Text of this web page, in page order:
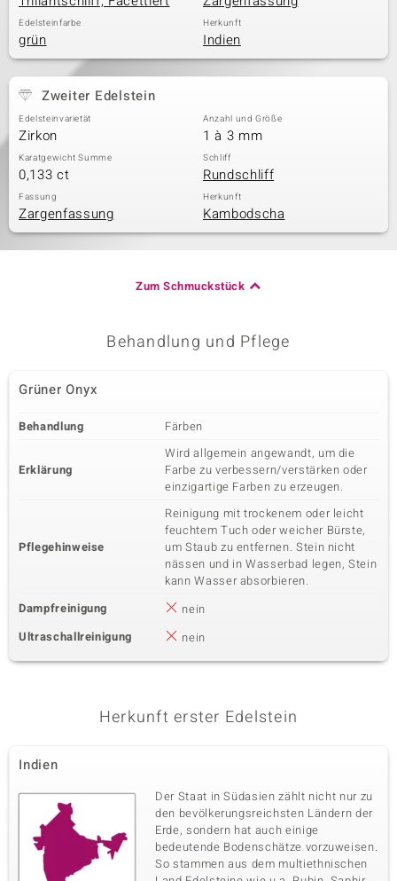
Edelsteinfarbe
grün
Herkunft
Indien
Zweiter Edelstein
Edelsteinvarietät
Zirkon
Anzahl und Größe
1 à 3 mm
Karatgewicht Summe
0,133 ct
Schliff
Rundschliff
Fassung
Zargenfassung
Herkunft
Kambodscha
Zum Schmuckstück
Behandlung und Pflege
Grüner Onyx
Behandlung Färben
Erklärung
Wird allgemein angewandt, um die
Farbe zu verbessern/verstärken oder
einzigartige Farben zu erzeugen.
Pflegehinweise
Reinigung mit trockenem oder leicht
feuchtem Tuch oder weicher Bürste,
um Staub zu entfernen. Stein nicht
nässen und in Wasserbad legen, Stein
kann Wasser absorbieren.
Dampfreinigung
nein
Ultraschallreinigung
nein
Herkunft erster Edelstein
Indien
Der Staat in Südasien zählt nicht nur zu
den bevölkerungsreichsten Ländern der
Erde, sondern hat auch einige
bedeutende Bodenschätze vorzuweisen.
So stammen aus dem multiethnischen